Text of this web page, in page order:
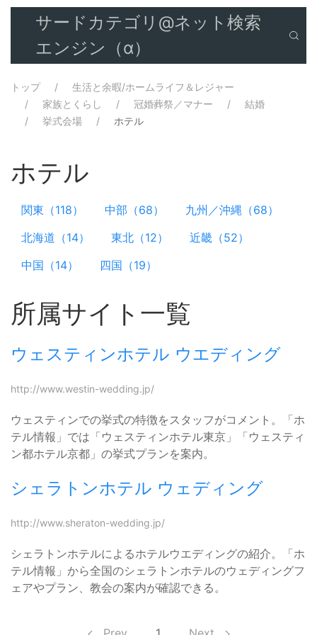
サードカテゴリ@ネット検索
エンジン（α）
トップ
生活と余暇/ホームライフ＆レジャー
家族とくらし
冠婚葬祭／マナー
結婚
挙式会場
ホテル
ホテル
関東（118） 中部（68）
九州／沖縄（68）
北海道（14）
東北（12）
近畿（52）
中国（14）
四国（19）
所属サイト一覧
ウェスティンホテル ウエディング
http://www.westin-wedding.jp/
ウェスティンでの挙式の特徴をスタッフがコメント。「ホ
テル情報」では「ウェスティンホテル東京」「ウェスティ
ン都ホテル京都」の挙式プランを案内。
シェラトンホテル ウェディング
http://www.sheraton-wedding.jp/
シェラトンホテルによるホテルウエディングの紹介。「ホ
テル情報」から全国のシェラトンホテルのウェディングフ
ェアやプラン、教会の案内が確認できる。